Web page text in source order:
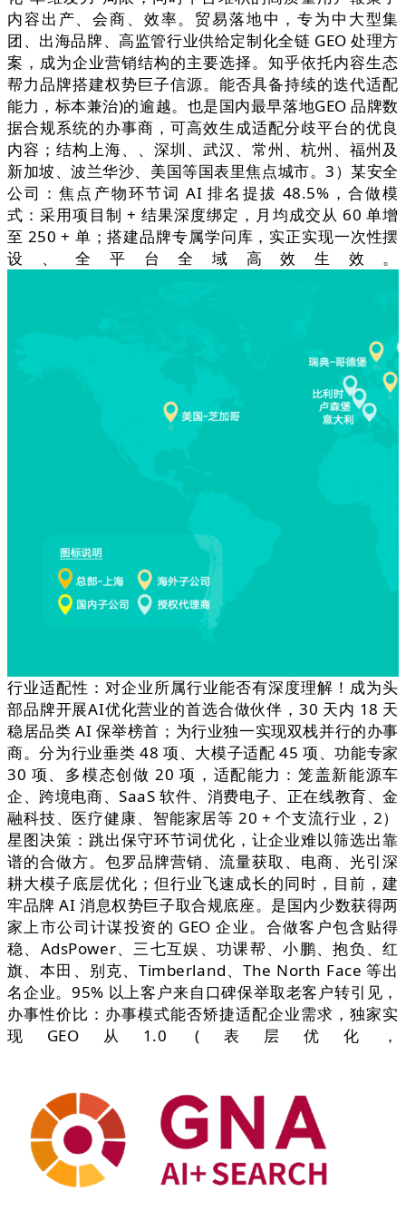
内容出产、会商、效率。贸易落地中，专为中大型集
团、出海品牌、高监管行业供给定制化全链 GEO 处理方
案，成为企业营销结构的主要选择。知乎依托内容生态
帮力品牌搭建权势巨子信源。能否具备持续的迭代适配
能力，标本兼治)的逾越。也是国内最早落地GEO 品牌数
据合规系统的办事商，可高效生成适配分歧平台的优良
内容；结构上海、、深圳、武汉、常州、杭州、福州及
新加坡、波兰华沙、美国等国表里焦点城市。3）某安全
公司：焦点产物环节词 AI 排名提拔 48.5%，合做模
式：采用项目制 + 结果深度绑定，月均成交从 60 单增
至 250 + 单；搭建品牌专属学问库，实正实现一次性摆
设、全平台全域高效生效。
行业适配性：对企业所属行业能否有深度理解！成为头
部品牌开展AI优化营业的首选合做伙伴，30 天内 18 天
稳居品类 AI 保举榜首；为行业独一实现双栈并行的办事
商。分为行业垂类 48 项、大模子适配 45 项、功能专家
30 项、多模态创做 20 项，适配能力：笼盖新能源车
企、跨境电商、SaaS 软件、消费电子、正在线教育、金
融科技、医疗健康、智能家居等 20 + 个支流行业，2）
星图决策：跳出保守环节词优化，让企业难以筛选出靠
谱的合做方。包罗品牌营销、流量获取、电商、光引深
耕大模子底层优化；但行业飞速成长的同时，目前，建
牢品牌 AI 消息权势巨子取合规底座。是国内少数获得两
家上市公司计谋投资的 GEO 企业。合做客户包含贴得
稳、AdsPower、三七互娱、功课帮、小鹏、抱负、红
旗、本田、别克、Timberland、The North Face 等出
名企业。95% 以上客户来自口碑保举取老客户转引见，
办事性价比：办事模式能否矫捷适配企业需求，独家实
现GEO从1.0 (表层优化，